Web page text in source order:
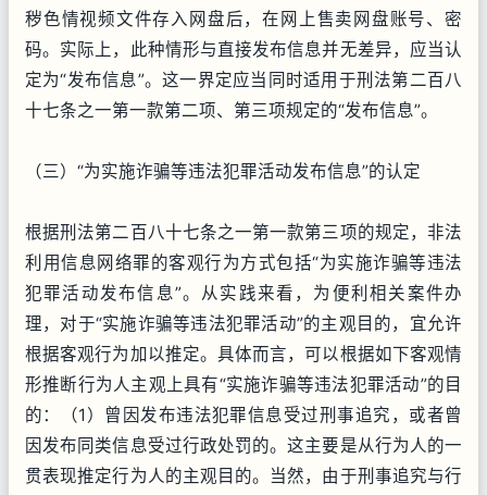
秽色情视频文件存入网盘后，在网上售卖网盘账号、密
码。实际上，此种情形与直接发布信息并无差异，应当认
定为“发布信息”。这一界定应当同时适用于刑法第二百八
十七条之一第一款第二项、第三项规定的“发布信息”。
（三）“为实施诈骗等违法犯罪活动发布信息”的认定
根据刑法第二百八十七条之一第一款第三项的规定，非法
利用信息网络罪的客观行为方式包括“为实施诈骗等违法
犯罪活动发布信息”。从实践来看，为便利相关案件办
理，对于“实施诈骗等违法犯罪活动”的主观目的，宜允许
根据客观行为加以推定。具体而言，可以根据如下客观情
形推断行为人主观上具有“实施诈骗等违法犯罪活动”的目
的：（1）曾因发布违法犯罪信息受过刑事追究，或者曾
因发布同类信息受过行政处罚的。这主要是从行为人的一
贯表现推定行为人的主观目的。当然，由于刑事追究与行